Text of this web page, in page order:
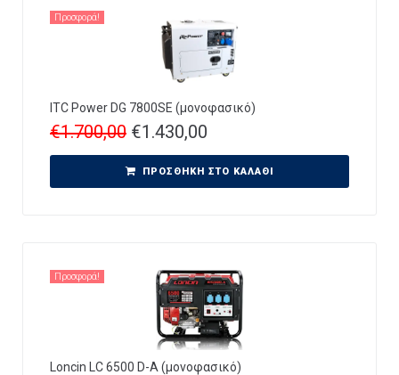
Προσφορά!
ITC Power DG 7800SE (μονοφασικό)
€1.700,00 €1.430,00
ΠΡΟΣΘΉΚΗ ΣΤΟ ΚΑΛΆΘΙ
Προσφορά!
Loncin LC 6500 D-A (μονοφασικό)